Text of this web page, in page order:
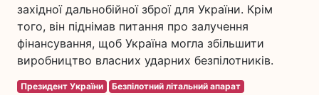
західної дальнобійної зброї для України. Крім
того, він піднімав питання про залучення
фінансування, щоб Україна могла збільшити
виробництво власних ударних безпілотників.
Президент України
Безпілотний літальний апарат